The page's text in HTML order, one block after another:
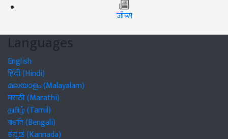
जॉब्स
Languages
English
हिंदी (Hindi)
മലയാളം (Malayalam)
मराठी (Marathi)
தமிழ் (Tamil)
বাঙালি (Bengali)
ಕನ್ನಡ (Kannada)